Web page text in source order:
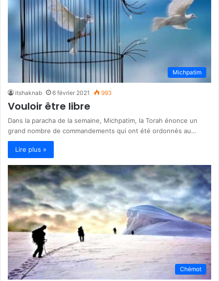
Michpatim
itshaknab 6 février 2021 993
Vouloir être libre
Dans la paracha de la semaine, Michpatim, la Torah énonce un
grand nombre de commandements qui ont été ordonnés au…
Lire plus »
Chémot